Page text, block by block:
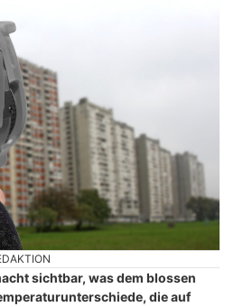
sichtbar, was dem blossen
die auf